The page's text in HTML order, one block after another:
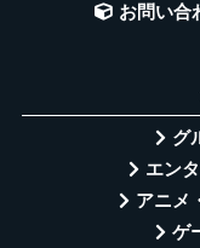
お問い合
グ
エン
アニメ
ゲ